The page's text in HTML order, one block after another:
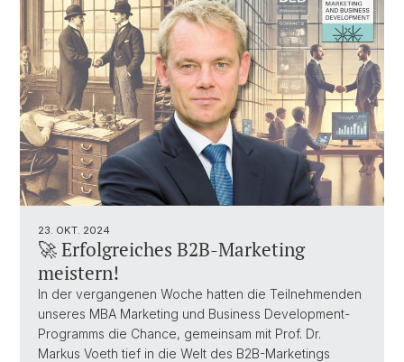
23. OKT. 2024
🚀 Erfolgreiches B2B-Marketing
meistern!
In der vergangenen Woche hatten die Teilnehmenden
unseres MBA Marketing und Business Development-
Programms die Chance, gemeinsam mit Prof. Dr.
Markus Voeth tief in die Welt des B2B-Marketings